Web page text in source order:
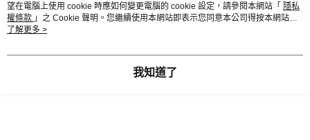
望在電腦上使用 cookie 時應如何變更電腦的 cookie 設定，請參閱本網站「 隱私
權條款 」之 Cookie 聲明。您繼續使用本網站即表示您同意本公司得按本網站使
用條款之 Cookie 聲明使用 cookie。
了解更多 >
我知道了